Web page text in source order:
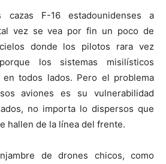
cazas F-16 estadounidenses a
vez se vea por fin un poco de
donde los pilotos rara vez
los sistemas misilísticos
en todos lados. Pero el problema
aviones es su vulnerabilidad
no importa lo dispersos que
hallen de la línea del frente.
de drones chicos, como